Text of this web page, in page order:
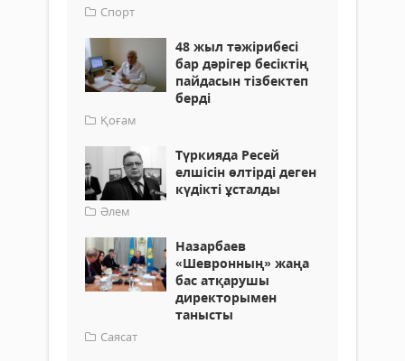
Спорт
48 жыл тәжірибесі
бар дәрігер бесіктің
пайдасын тізбектеп
берді
Қоғам
Түркияда Ресей
елшісін өлтірді деген
күдікті ұсталды
Әлем
Назарбаев
«Шевронның» жаңа
бас атқарушы
директорымен
танысты
Саясат